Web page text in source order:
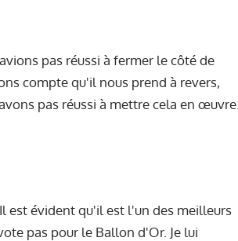
pas réussi à fermer le côté de
compte qu'il nous prend à revers,
pas réussi à mettre cela en œuvre.
est évident qu'il est l'un des meilleurs
pas pour le Ballon d'Or. Je lui